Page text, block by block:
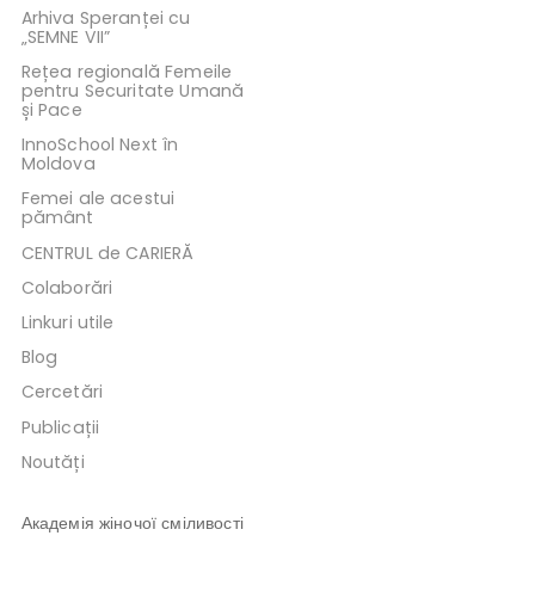
Arhiva Speranței cu
„SEMNE VII”
Rețea regională Femeile
pentru Securitate Umană
și Pace
InnoSchool Next în
Moldova
Femei ale acestui
pământ
CENTRUL de CARIERĂ
Colaborări
Linkuri utile
Blog
Cercetări
Publicații
Noutăți
Академія жіночої сміливості